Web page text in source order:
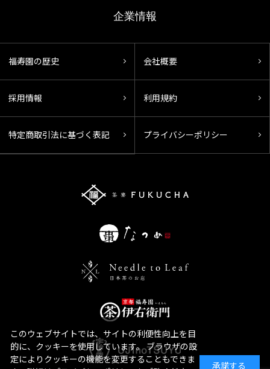
企業情報
福寿園の歴史 会社概要
採用情報 利用規約
特定商取引法に基づく表記 プライバシーポリシー
このウェブサイトでは、サイトの利便性向上を目
的に、クッキーを使用しています。 ブラウザの設
定によりクッキーの機能を変更することもできま
承諾する